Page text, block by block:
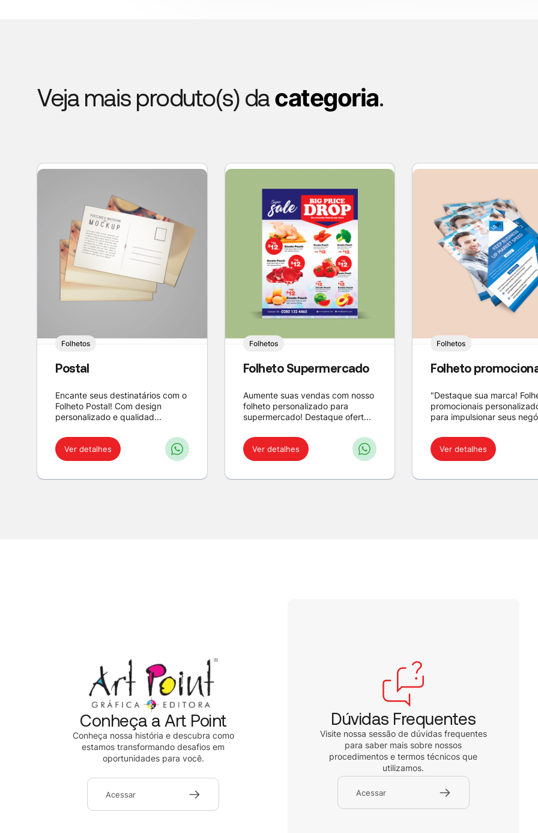
Veja mais produto(s) da categoria.
Folhetos
Postal
Encante seus destinatários com o
Folheto Postal! Com design
personalizado e qualidad...
Ver detalhes
Folhetos
Folheto Supermercado
Aumente suas vendas com nosso
folheto personalizado para
supermercado! Destaque ofert...
Ver detalhes
Folhetos
Folheto
"Destaque sua marca!
promocionais
para impulsionar seus
Ver detalhes
Conheça a Art Point
Conheça nossa história e descubra como
estamos transformando desafios em
oportunidades para você.
Acessar
Dúvidas Frequentes
Visite nossa sessão de dúvidas frequentes
para saber mais sobre nossos
procedimentos e termos técnicos que
utilizamos.
Acessar